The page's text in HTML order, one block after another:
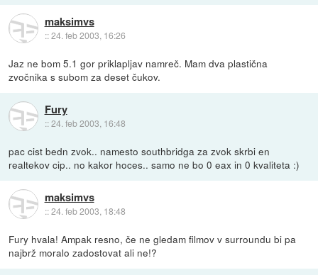
maksimvs
::24. feb 2003, 16:26
Jaz ne bom 5.1 gor priklapljav namreč. Mam dva plastična
zvočnika s subom za deset čukov.
Fury
::24. feb 2003, 16:48
pac cist bedn zvok.. namesto southbridga za zvok skrbi en
realtekov cip.. no kakor hoces.. samo ne bo 0 eax in 0 kvaliteta :)
maksimvs
::24. feb 2003, 18:48
Fury hvala! Ampak resno, če ne gledam filmov v surroundu bi pa
najbrž moralo zadostovat ali ne!?